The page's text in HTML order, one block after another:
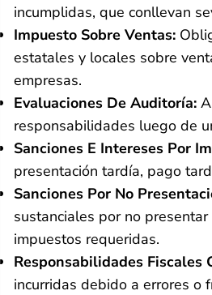
incumplidas, que conllevan
Impuesto Sobre Ventas:
estatales y locales sobre
empresas.
Evaluaciones De Auditoría:
responsabilidades luego de
Sanciones E Intereses Por
presentación tardía, pago
Sanciones Por No
sustanciales por no
impuestos requeridas.
Responsabilidades Fiscales
incurridas debido a errores o